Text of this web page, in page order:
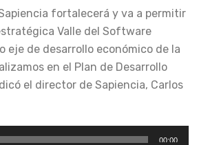
fortalecerá y va a permitir
Valle del Software
eje de desarrollo económico de la
en el Plan de Desarrollo
el director de Sapiencia, Carlos
00:00